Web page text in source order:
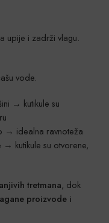
upije i zadrži vlagu.
vode.
→ kutikule su
→ idealna ravnoteža
kutikule su otvorene,
tretmana, dok
proizvode i